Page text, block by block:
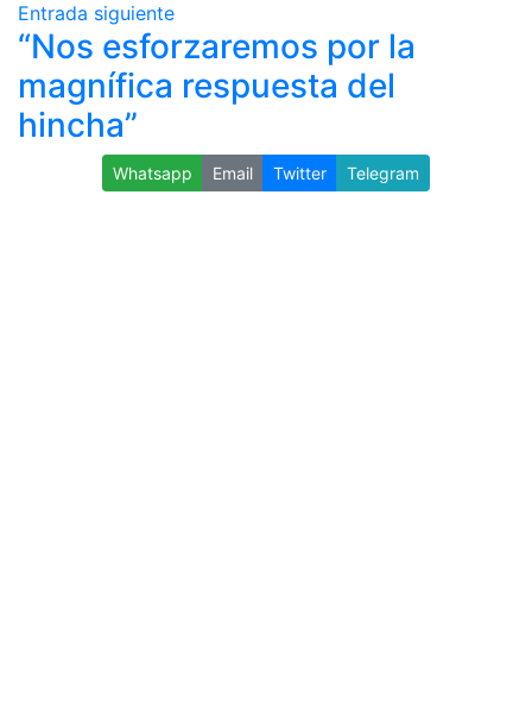
Entrada siguiente
“Nos esforzaremos por la
magnífica respuesta del
hincha”
Whatsapp Email Twitter Telegram